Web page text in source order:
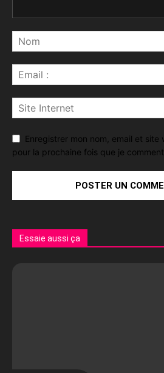
Enregistrer mon nom, email et
pour la prochaine fois que je
Essaie aussi ça